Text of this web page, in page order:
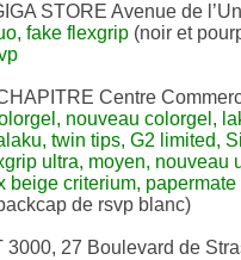
STORE Avenue de
fake flexgrip (noir et
Centre
nouveau colorgel,
twin tips, G2 limited,
ultra, moyen, nouveau
beige criterium,
de rsvp blanc)
3000, 27 Boulevard de